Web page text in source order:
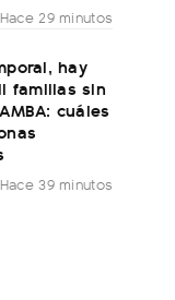
Hace 29 minutos
hay
familias sin
cuáles
Hace 39 minutos